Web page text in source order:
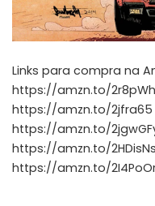
Links para compra na
https://amzn.to/
https://amzn.to/2jfra65
https://amzn.to/
https://amzn.to/2HDisNs
https://amzn.to/